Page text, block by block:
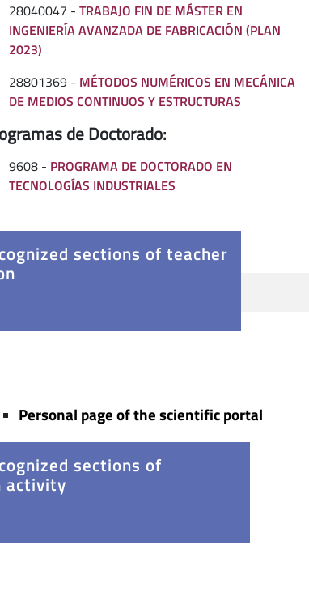
28040047 - TRABAJO FIN DE MÁSTER EN
INGENIERÍA AVANZADA DE FABRICACIÓN (PLAN
2023)
28801369 - MÉTODOS NUMÉRICOS EN MECÁNICA
DE MEDIOS CONTINUOS Y ESTRUCTURAS
de Doctorado:
9608 - PROGRAMA DE DOCTORADO EN
TECNOLOGÍAS INDUSTRIALES
sections of teacher
Personal page of the scientific portal
sections of
activity